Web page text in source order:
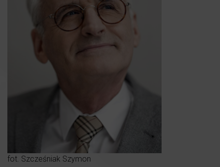
fot. Szcześniak Szymon